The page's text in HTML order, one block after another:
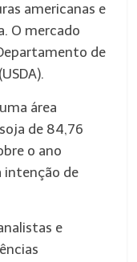
americanas e
O mercado
de
área
de 84,76
o ano
intenção de
e